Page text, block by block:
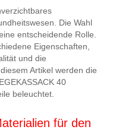
Die Wahl
entscheidende Rolle.
Eigenschaften,
und die
Artikel werden die
40
beleuchtet.
für den